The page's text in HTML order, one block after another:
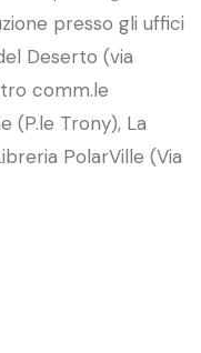
presso gli uffici
Deserto (via
comm.le
(P.le Trony), La
PolarVille (Via